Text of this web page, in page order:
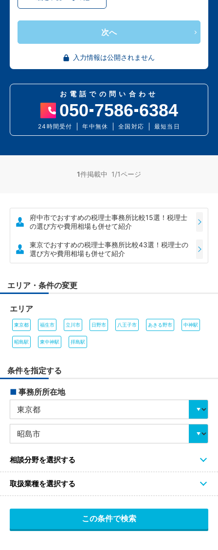
次へ
入力情報は公開されません
お電話での問い合わせ
050 7586 6384
24時間受付 年中無休 全国対応 最短当日
1件掲載中 1/1ページ
府中市でおすすめの税理士事務所比較15選！税理士
の選び方や費用相場も併せて紹介
東京でおすすめの税理士事務所比較43選！税理士の
選び方や費用相場も併せて紹介
エリア・条件の変更
エリア
東京都 福生市 立川市 日野市 八王子市 あきる野市 中神駅
昭島駅 東中神駅 拝島駅
条件を指定する
■ 事務所所在地
相談分野を選択する
取扱業種を選択する